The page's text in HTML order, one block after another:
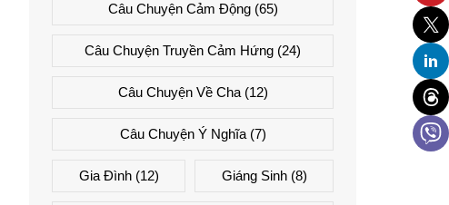
Câu Chuyện Cảm Động(65)
Câu Chuyện Truyền Cảm Hứng (24)
Câu Chuyện Về Cha(12)
Câu Chuyện Ý Nghĩa(7)
Gia Đình(12) Giáng Sinh(8)